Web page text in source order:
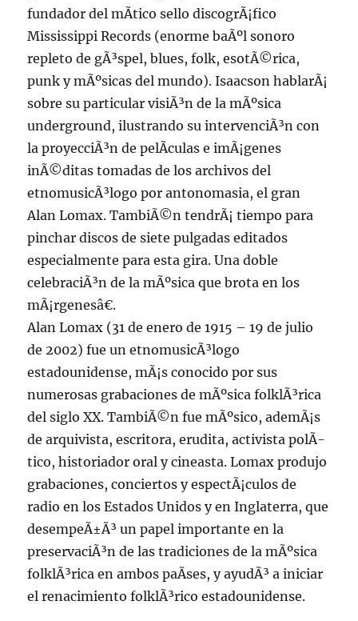
fundador del mÃ­tico sello discogrÃ¡fico
Mississippi Records (enorme baÃºl sonoro
repleto de gÃ³spel, blues, folk, esotÃ©rica,
punk y mÃºsicas del mundo). Isaacson hablarÃ¡
sobre su particular visiÃ³n de la mÃºsica
underground, ilustrando su intervenciÃ³n con
la proyecciÃ³n de pelÃ­culas e imÃ¡genes
inÃ©ditas tomadas de los archivos del
etnomusicÃ³logo por antonomasia, el gran
Alan Lomax. TambiÃ©n tendrÃ¡ tiempo para
pinchar discos de siete pulgadas editados
especialmente para esta gira. Una doble
celebraciÃ³n de la mÃºsica que brota en los
mÃ¡rgenesâ€.
Alan Lomax (31 de enero de 1915 – 19 de julio
de 2002) fue un etnomusicÃ³logo
estadounidense, mÃ¡s conocido por sus
numerosas grabaciones de mÃºsica folklÃ³rica
del siglo XX. TambiÃ©n fue mÃºsico, ademÃ¡s
de arquivista, escritora, erudita, activista polÃ­
tico, historiador oral y cineasta. Lomax produjo
grabaciones, conciertos y espectÃ¡culos de
radio en los Estados Unidos y en Inglaterra, que
desempeÃ±Ã³ un papel importante en la
preservaciÃ³n de las tradiciones de la mÃºsica
folklÃ³rica en ambos paÃ­ses, y ayudÃ³ a iniciar
el renacimiento folklÃ³rico estadounidense.